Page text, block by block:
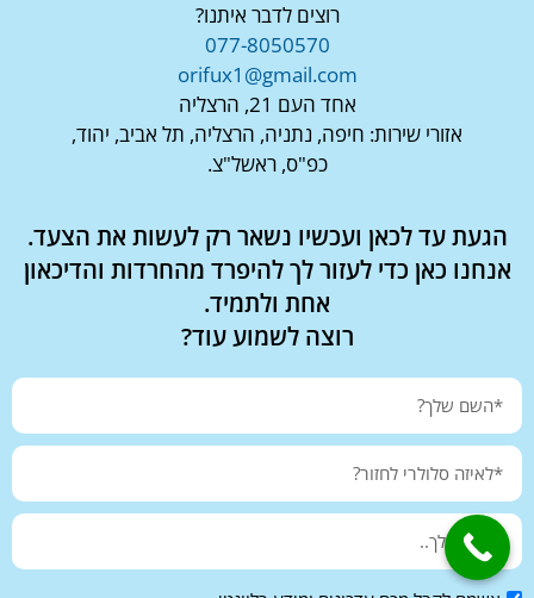
רוצים לדבר איתנו?
077-8050570
orifux1@gmail.com
אחד העם 21, הרצליה
אזורי שירות: חיפה, נתניה, הרצליה, תל אביב, יהוד,
כפ"ס, ראשל"צ.
הגעת עד לכאן ועכשיו נשאר רק לעשות את הצעד.
אנחנו כאן כדי לעזור לך להיפרד מהחרדות והדיכאון
אחת ולתמיד.
רוצה לשמוע עוד?